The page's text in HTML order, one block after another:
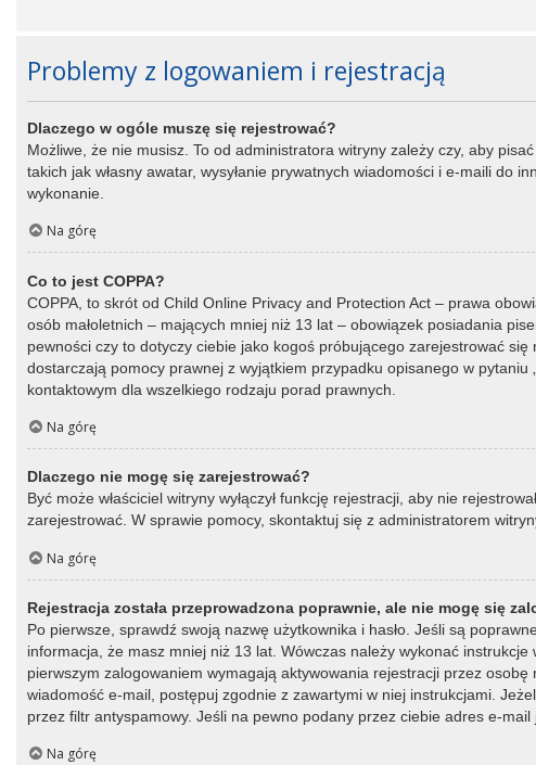
Problemy z logowaniem i rejestracją
Dlaczego w ogóle muszę się rejestrować?
Możliwe, że nie musisz. To od administratora witryny zależy czy, aby
takich jak własny awatar, wysyłanie prywatnych wiadomości i e-maili do
wykonanie.
Na górę
Co to jest COPPA?
COPPA, to skrót od Child Online Privacy and Protection Act – prawa
osób małoletnich – mających mniej niż 13 lat – obowiązek posiadania
pewności czy to dotyczy ciebie jako kogoś próbującego zarejestrować
dostarczają pomocy prawnej z wyjątkiem przypadku opisanego w
kontaktowym dla wszelkiego rodzaju porad prawnych.
Na górę
Dlaczego nie mogę się zarejestrować?
Być może właściciel witryny wyłączył funkcję rejestracji, aby nie
zarejestrować. W sprawie pomocy, skontaktuj się z administratorem
Na górę
Rejestracja została przeprowadzona poprawnie, ale nie mogę się
Po pierwsze, sprawdź swoją nazwę użytkownika i hasło. Jeśli są
informacja, że masz mniej niż 13 lat. Wówczas należy wykonać
pierwszym zalogowaniem wymagają aktywowania rejestracji przez
wiadomość e-mail, postępuj zgodnie z zawartymi w niej instrukcjami.
przez filtr antyspamowy. Jeśli na pewno podany przez ciebie adres e-
Na górę